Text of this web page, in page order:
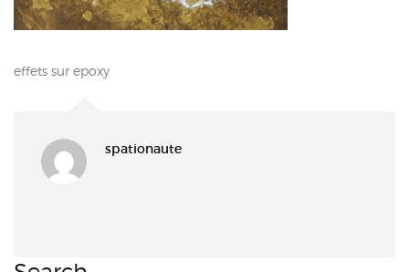
effets sur epoxy
spationaute